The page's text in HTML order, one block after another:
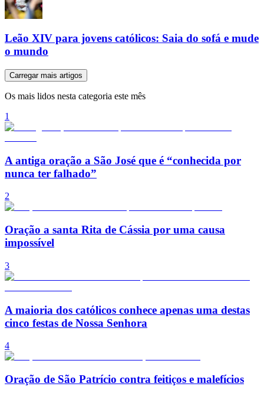
Leão XIV para jovens católicos: Saia do sofá e mude
o mundo
Carregar mais artigos
Os mais lidos nesta categoria este mês
1
A antiga oração a São José que é “conhecida por
nunca ter falhado”
2
Oração a santa Rita de Cássia por uma causa
impossível
3
A maioria dos católicos conhece apenas uma destas
cinco festas de Nossa Senhora
4
Oração de São Patrício contra feitiços e malefícios